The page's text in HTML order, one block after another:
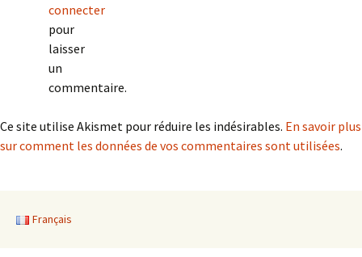
articles
connecter
pour
laisser
un
commentaire.
Ce site utilise Akismet pour réduire les indésirables. En savoir plus
sur comment les données de vos commentaires sont utilisées.
Français